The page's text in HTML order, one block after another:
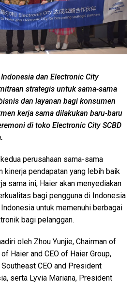
dan Electronic City
strategis untuk sama-sama
dan layanan bagi konsumen
kerja sama dilakukan baru-baru
di toko Electronic City SCBD
perusahaan sama-sama
kinerja pendapatan yang lebih baik
sama ini, Haier akan menyediakan
bagi pengguna di Indonesia
untuk memenuhi berbagai
bagi pelanggan.
oleh Zhou Yunjie, Chairman of
Haier and CEO of Haier Group,
CEO and President
serta Lyvia Mariana, President